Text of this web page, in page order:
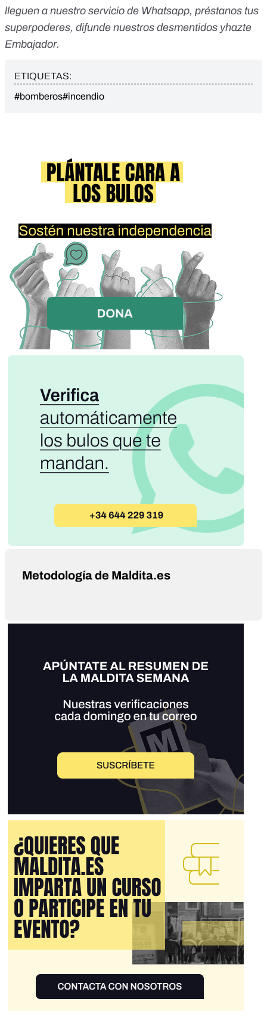
lleguen a nuestro servicio de Whatsapp, préstanos tus
superpoderes, difunde nuestros desmentidos yhazte
Embajador.
ETIQUETAS:
#bomberos#incendio
Metodología de Maldita.es